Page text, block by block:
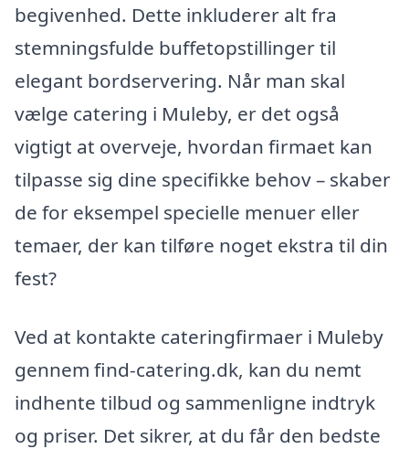
begivenhed. Dette inkluderer alt fra
stemningsfulde buffetopstillinger til
elegant bordservering. Når man skal
vælge catering i Muleby, er det også
vigtigt at overveje, hvordan firmaet kan
tilpasse sig dine specifikke behov – skaber
de for eksempel specielle menuer eller
temaer, der kan tilføre noget ekstra til din
fest?
Ved at kontakte cateringfirmaer i Muleby
gennem find-catering.dk, kan du nemt
indhente tilbud og sammenligne indtryk
og priser. Det sikrer, at du får den bedste